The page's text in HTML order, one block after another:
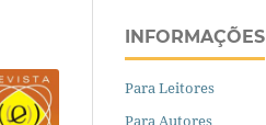
INFORMAÇÕES
Para Leitores
Para Autores